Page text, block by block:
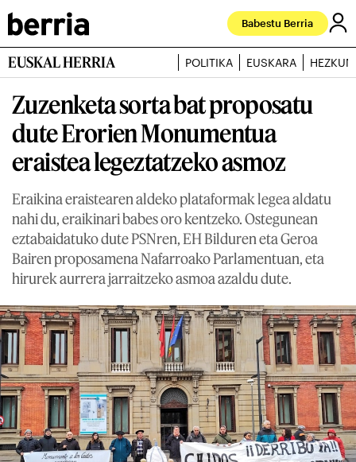
Babestu Berria
EUSKAL HERRIA POLITIKA EUSKARA
Zuzenketa sorta bat proposatu
dute Erorien Monumentua
eraistea legeztatzeko asmoz
Eraikina eraistearen aldeko plataformak legea aldatu
nahi du, eraikinari babes oro kentzeko. Ostegunean
eztabaidatuko dute PSNren, EH Bilduren eta Geroa
Bairen proposamena Nafarroako Parlamentuan, eta
hirurek aurrera jarraitzeko asmoa azaldu dute.